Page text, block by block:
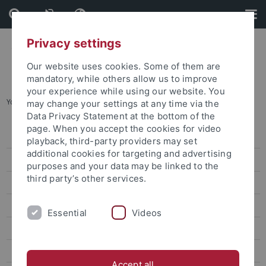
Skip
to
content
Skip
to
footer
You are here: Startseite ... Archiv
Pressemitteilungen
Archiv
attempto online
Newsletter Uni Tübingen aktuell
Publikationen
Privacy settings
Our website uses cookies. Some of them are
mandatory, while others allow us to improve
your experience while using our website. You
may change your settings at any time via the
Data Privacy Statement at the bottom of the
page. When you accept the cookies for video
playback, third-party providers may set
additional cookies for targeting and advertising
purposes and your data may be linked to the
third party’s other services.
Essential Videos